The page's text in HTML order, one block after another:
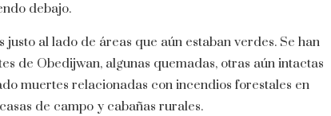
debajo.
al lado de áreas que aún estaban verdes. Se han
de Obedijwan, algunas quemadas, otras aún intactas
muertes relacionadas con incendios forestales en
de campo y cabañas rurales.